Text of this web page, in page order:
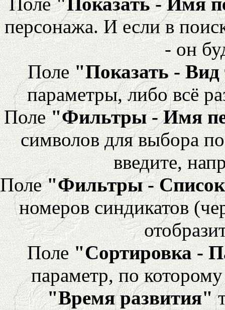
персонажа. И если в
- он
Поле "Показать -
параметры, либо всё
Поле"Фильтры - Имя
символов для выбора
введите,
Поле"Фильтры - Список
номеров синдикатов
Поле "Сортировка -
параметр, по
"Время развития"